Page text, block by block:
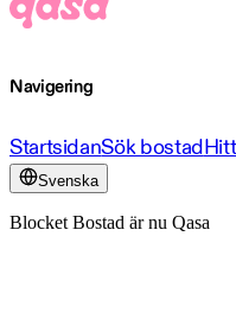
Navigering
StartsidanSök bostad
Svenska
Blocket Bostad är nu Qasa